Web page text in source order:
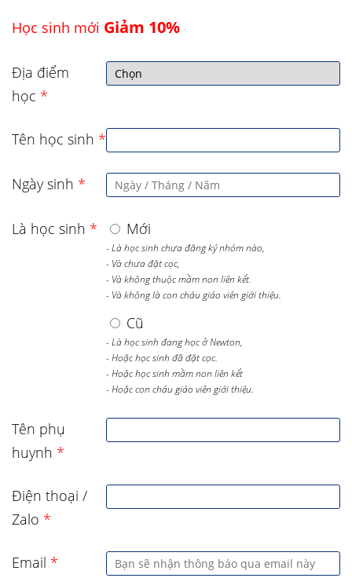
Học sinh mới Giảm 10%
Địa điểm
học *
Tên học sinh *
Ngày sinh *
Là học sinh * Mới
- Là học sinh chưa đăng ký nhóm nào,
- Và chưa đặt cọc,
- Và không thuộc mầm non liên kết.
- Và không là con cháu giáo viên giới thiệu.
Cũ
- Là học sinh đang học ở Newton,
- Hoặc học sinh đã đặt cọc.
- Hoặc học sinh mầm non liên kết
- Hoặc con cháu giáo viên giới thiệu.
Tên phụ
huynh *
Điện thoại /
Zalo *
Email *